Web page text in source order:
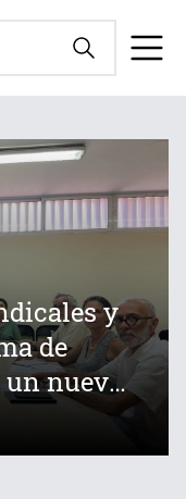
y
de
un nuevo